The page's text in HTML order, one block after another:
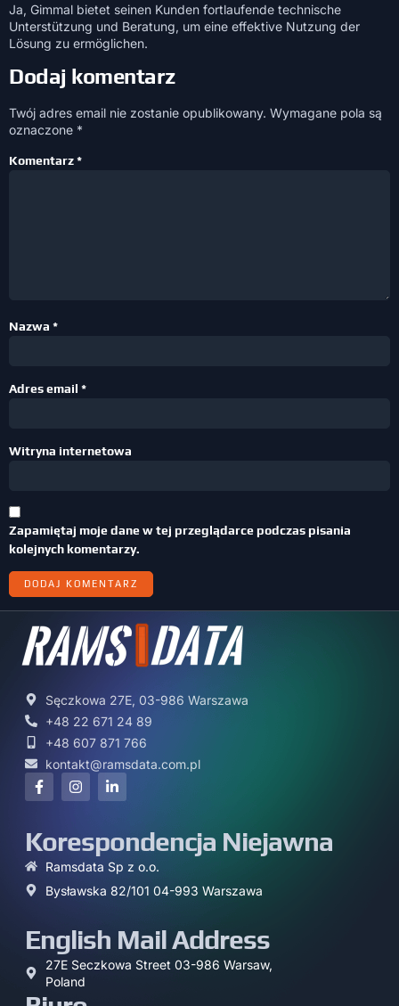
Ja, Gimmal bietet seinen Kunden fortlaufende technische
Unterstützung und Beratung, um eine effektive Nutzung der
Lösung zu ermöglichen.
Dodaj komentarz
Twój adres email nie zostanie opublikowany. Wymagane pola są
oznaczone *
Komentarz*
Nazwa *
Adres email *
Witryna internetowa
Zapamiętaj moje dane w tej przeglądarce podczas pisania
kolejnych komentarzy.
Sęczkowa 27E, 03-986 Warszawa
+48 22 671 24 89
+48 607 871 766
kontakt@ramsdata.com.pl
Korespondencja Niejawna
Ramsdata Sp z o.o.
Bysławska 82/101 04-993 Warszawa
English Mail Address
27E Seczkowa Street 03-986 Warsaw,
Poland